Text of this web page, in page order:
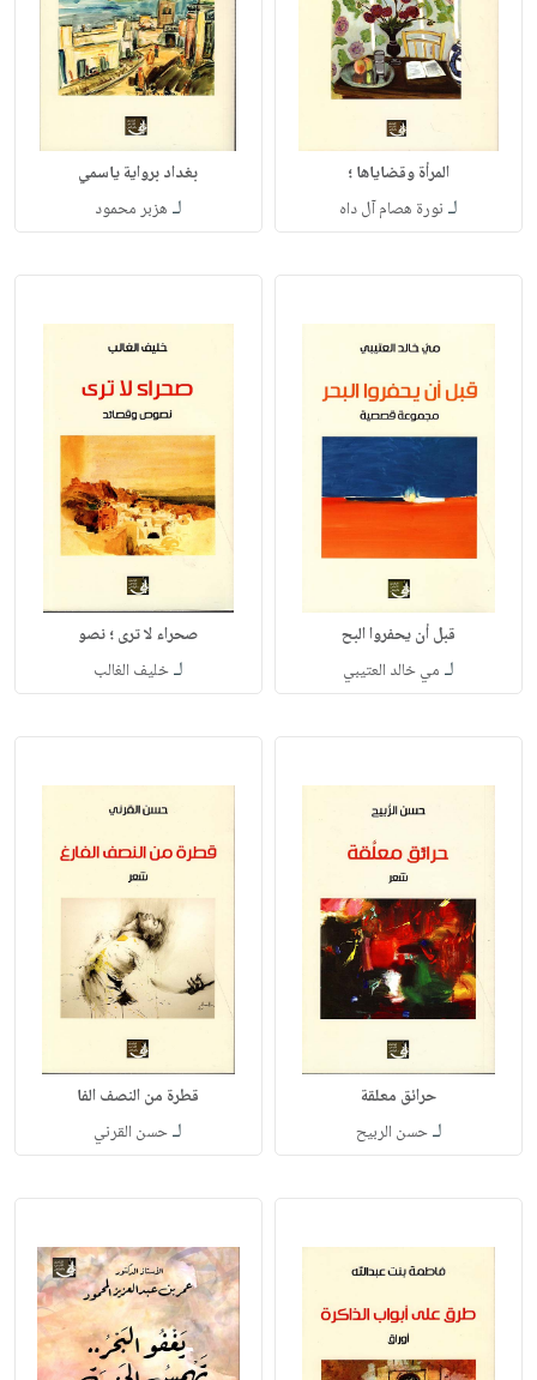
المرأة وقضاياها ؛
لـ نورة هصام آل داه
بغداد برواية ياسمي
لـ هزبر محمود
قبل أن يحفروا البح
لـ مي خالد العتيبي
صحراء لا ترى ؛ نصو
لـخليف الغالب
حرائق معلقة
لـحسن الربيح
قطرة من النصف الفا
لـحسن القرني